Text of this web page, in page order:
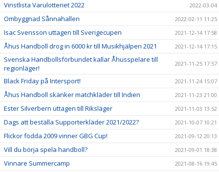
Vinstlista Varulotteriet 2022 2022-03-04
Ombyggnad Sånnahallen 2022-02-11 11:25
Isac Svensson uttagen till Sverigecupen 2021-12-14 17:58
Åhus Handboll drog in 6000 kr till Musikhjälpen 2021 2021-12-14 17:15
Svenska Handbollsförbundet kallar Åhusspelare till
regionläger!
2021-11-25 17:57
Black Friday på Intersport! 2021-11-24 15:07
Åhus Handboll skänker matchkläder till Indien 2021-11-23 21:00
Ester Silverbern uttagen till Riksläger 2021-11-03 13:52
Dags att beställa Supporterkläder 2021/2022? 2021-10-07 10:21
Flickor födda 2009 vinner GBG Cup! 2021-09-12 20:13
Vill du börja spela handboll? 2021-09-01 18:38
Vinnare Summercamp 2021-08-16 19:45